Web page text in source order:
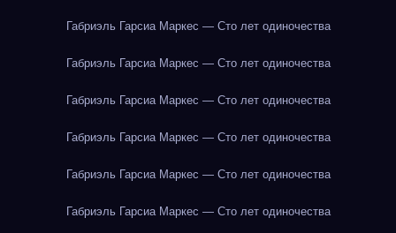
Габриэль Гарсиа Маркес — Сто лет одиночества
Габриэль Гарсиа Маркес — Сто лет одиночества
Габриэль Гарсиа Маркес — Сто лет одиночества
Габриэль Гарсиа Маркес — Сто лет одиночества
Габриэль Гарсиа Маркес — Сто лет одиночества
Габриэль Гарсиа Маркес — Сто лет одиночества